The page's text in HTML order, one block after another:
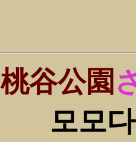
桃谷公園
모모